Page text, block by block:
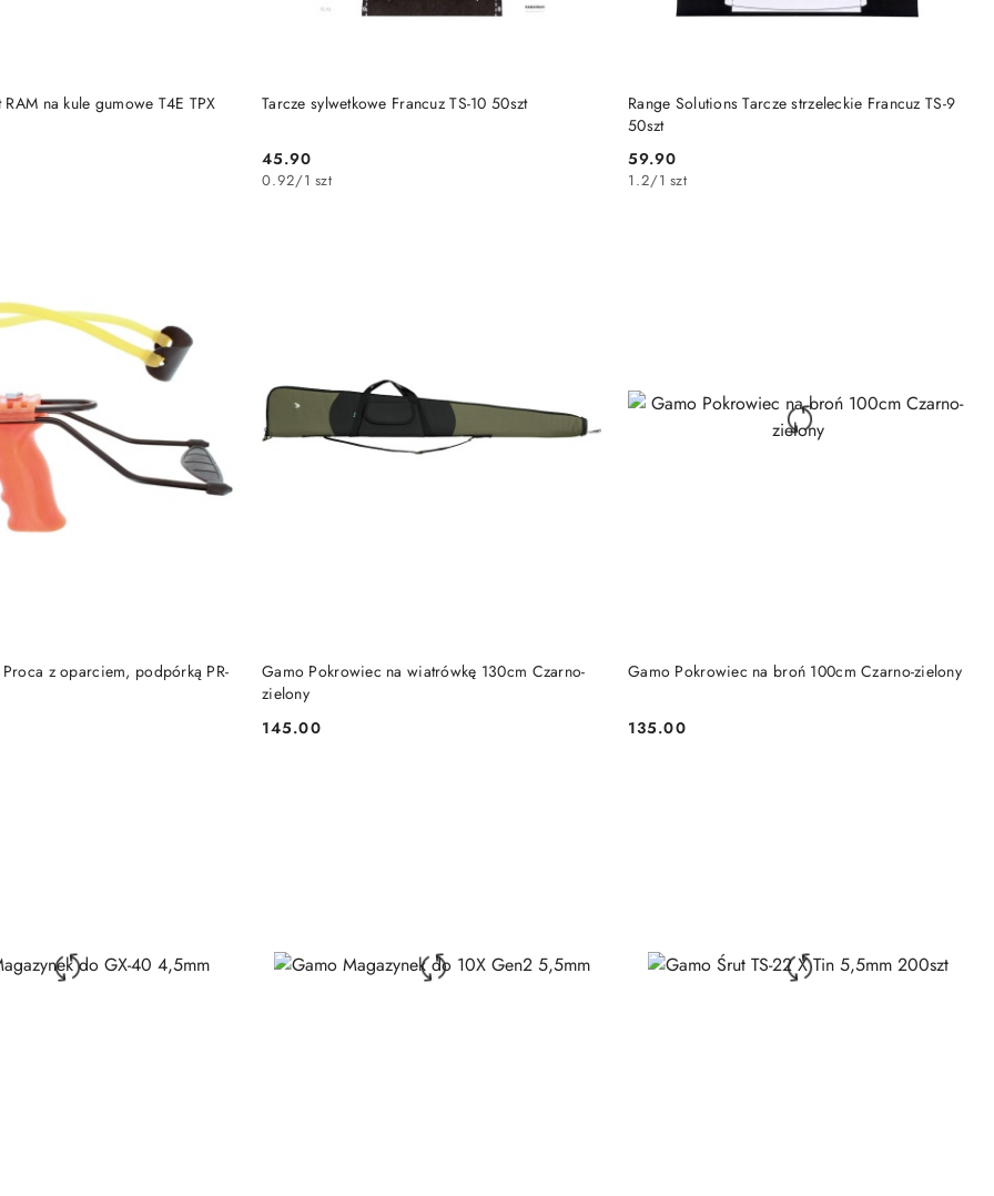
na kule gumowe T4E TPX
DO KOSZYKA Tarcze sylwetkowe Francuz TS-10 50szt
Cena:
45.90
0.92/1 szt
DO KOSZYKA
Range Solutions Tarcze strzeleckie Francuz TS-9
50szt
Cena:
59.90
1.2/1 szt
DO KOSZYKA
Proca z oparciem, podpórką PR-
DO KOSZYKA
Gamo Pokrowiec na wiatrówkę 130cm Czarno-
zielony
Cena:
145.00
DO KOSZYKA Gamo Pokrowiec na broń 100cm Czarno-zielony
Cena:
135.00
DO KOSZYKA